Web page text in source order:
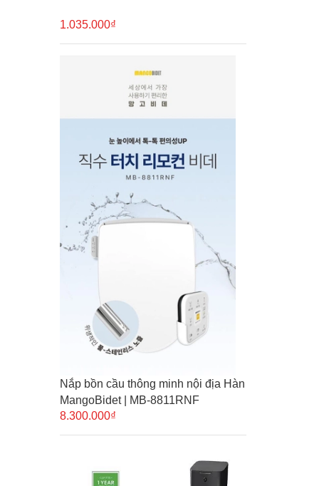
1.035.000₫
Nắp bồn cầu thông minh nội địa Hàn
MangoBidet | MB-8811RNF
8.300.000₫